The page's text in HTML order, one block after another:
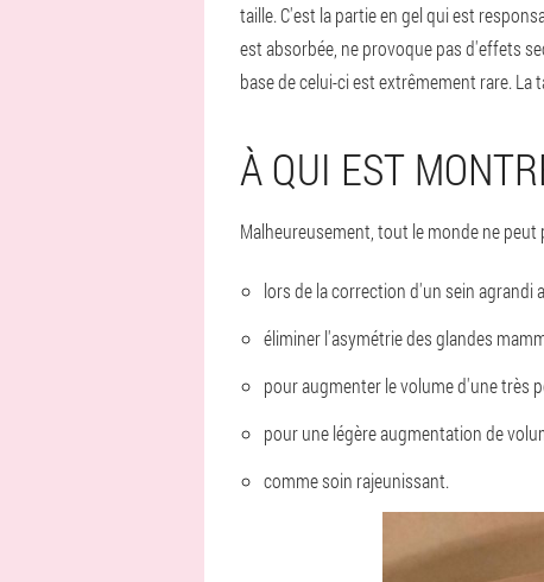
taille. C'est la partie en gel qui est
est absorbée, ne provoque pas d'effets
base de celui-ci est extrêmement rare.
À QUI EST
Malheureusement, tout le monde ne
lors de la correction d'un sein agrandi
éliminer l'asymétrie des glandes
pour augmenter le volume d'une très
pour une légère augmentation de
comme soin rajeunissant.